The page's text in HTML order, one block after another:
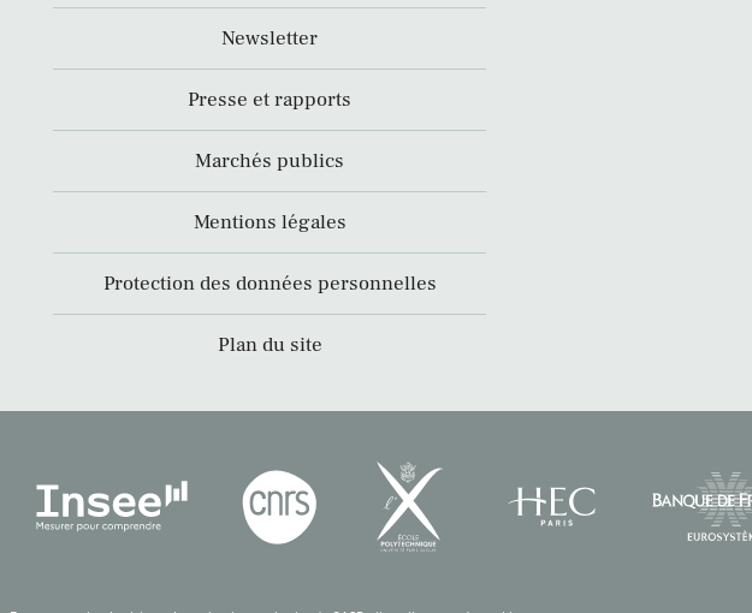
Newsletter
Presse et rapports
Marchés publics
Mentions légales
Protection des données personnelles
Plan du site